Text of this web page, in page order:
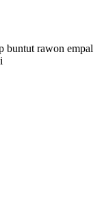
buntut rawon empal